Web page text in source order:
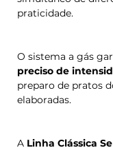
praticidade.
O sistema a gás
preciso de
preparo de pratos
elaboradas.
A Linha Clássica